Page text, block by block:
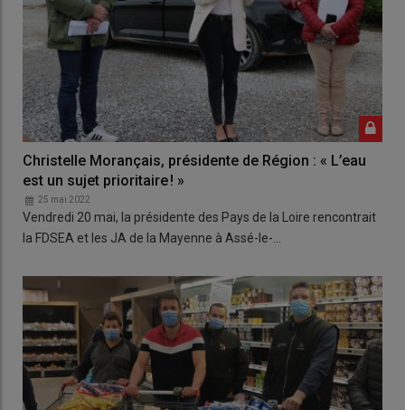
Christelle Morançais, présidente de Région : « L’eau
est un sujet prioritaire ! »
25 mai 2022
Vendredi 20 mai, la présidente des Pays de la Loire rencontrait
la FDSEA et les JA de la Mayenne à Assé-le-…